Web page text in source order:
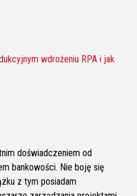
wdrożeniu RPA i jak
doświadczeniem od
bankowości. Nie boję się
z tym posiadam